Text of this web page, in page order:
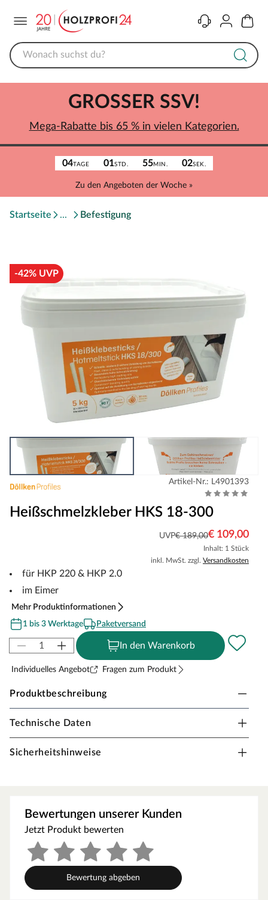
KontaktKonto
04TAGE 01STD. 55MIN. 02SEK.
Zu den Angeboten der Woche »
GROSSER SSV!
Mega-Rabatte bis 65 % in vielen Kategorien.
Startseite Befestigung
-42% UVP
Artikel-Nr.: L4901393
Heißschmelzkleber HKS 18-300
UVP€ 189,00€ 109,00
Inhalt: 1 Stück
inkl. MwSt. zzgl. Versandkosten
für HKP 220 & HKP 2.0
im Eimer
Mehr Produktinformationen
1 bis 3 Werktage
Paketversand
In den Warenkorb
Individuelles Angebot Fragen zum Produkt
Produktbeschreibung
Heißschmelzkleber HKS 18/300
Heißklebepistole HKP 220 oder HKP 2.0. Besonders
Stickdurchmesser ist 100 % akkurat (abweichende
Hochwertige Rohstoffe stellen eine gleichbleibende
Verklebequalität sicher
andere Sticks haben u.a. eine längere offene Zeit und
Technische Daten
Sicherheitshinweise
Bewertungen unserer Kunden
Jetzt Produkt bewerten
Bewertung abgeben